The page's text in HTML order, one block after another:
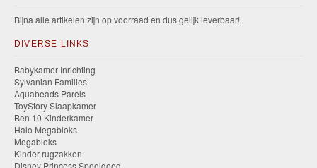
Bijna alle artikelen zijn op voorraad en dus gelijk leverbaar!
DIVERSE LINKS
Babykamer Inrichting
Sylvanian Families
Aquabeads Parels
ToyStory Slaapkamer
Ben 10 Kinderkamer
Halo Megabloks
Megabloks
Kinder rugzakken
Disney Princess Speelgoed